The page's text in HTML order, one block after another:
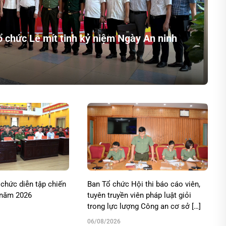
chức Lễ mít tinh kỷ niệm Ngày An ninh
diễn tập chiến
2026
Ban Tổ chức Hội thi báo cáo viên,
tuyên truyền viên pháp luật giỏi
trong lực lượng Công an cơ sở […]
06/08/2026